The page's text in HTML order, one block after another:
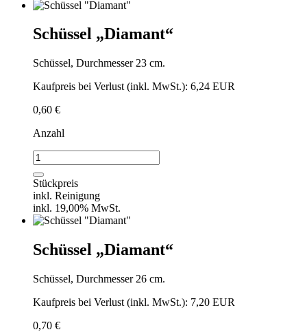
Schüssel „Diamant“
Schüssel, Durchmesser 23 cm.
Kaufpreis bei Verlust (inkl. MwSt.): 6,24 EUR
0,60 €
Anzahl
Schüssel
"Diamant"
Menge
Stückpreis
inkl. Reinigung
inkl. 19,00% MwSt.
Schüssel „Diamant“
Schüssel, Durchmesser 26 cm.
Kaufpreis bei Verlust (inkl. MwSt.): 7,20 EUR
0,70 €